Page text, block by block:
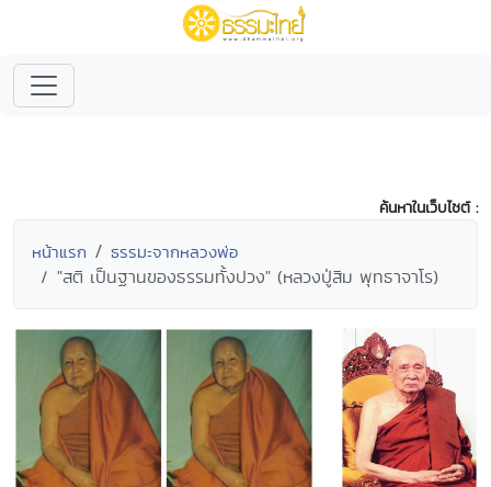
ค้นหาในเว็บไซต์ :
หน้าแรก ธรรมะจากหลวงพ่อ
"สติ เป็นฐานของธรรมทั้งปวง" (หลวงปู่สิม พุทธาจาโร)